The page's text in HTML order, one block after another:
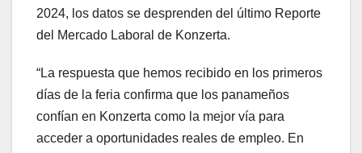
2024, los datos se desprenden del último Reporte
del Mercado Laboral de Konzerta.
“La respuesta que hemos recibido en los primeros
días de la feria confirma que los panameños
confían en Konzerta como la mejor vía para
acceder a oportunidades reales de empleo. En